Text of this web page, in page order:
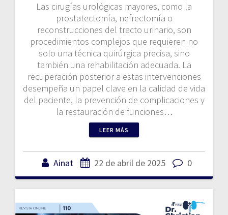
Las cirugías urológicas mayores, como la
prostatectomía, nefrectomía o
reconstrucciones del tracto urinario, son
procedimientos complejos que requieren no
solo una técnica quirúrgica precisa, sino
también una rehabilitación adecuada. La
recuperación posterior a estas intervenciones
desempeña un papel clave en la calidad de vida
del paciente, la prevención de complicaciones y
la restauración de funciones…
LEER MÁS
Ainat 22 de abril de 2025 0